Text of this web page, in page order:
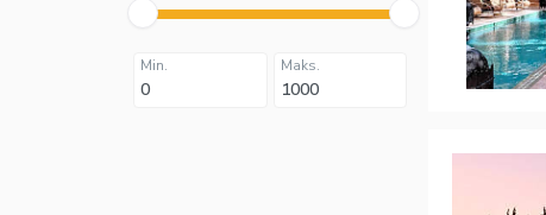
Min. Maks.